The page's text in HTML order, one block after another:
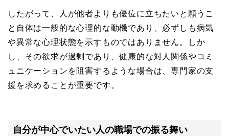
したがって、人が他者よりも優位に立ちたいと願うこ
と自体は一般的な心理的な動機であり、必ずしも病気
や異常な心理状態を示すものではありません。しか
し、その欲求が過剰であり、健康的な対人関係やコミ
ュニケーションを阻害するような場合は、専門家の支
援を求めることが重要です。
自分が中心でいたい人の職場での振る舞い